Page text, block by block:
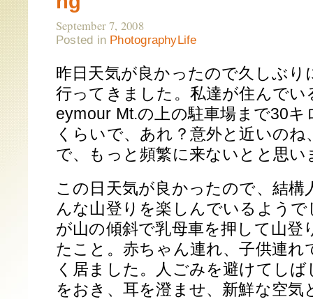
September 7, 2008
Posted in PhotographyLife
昨日天気が良かったので久しぶり
行ってきました。私達が住んでい
eymour Mt.の上の駐車場まで30
くらいで、あれ？意外と近いの
で、もっと頻繁に来ないとと思い
この日天気が良かったので、結構
んな山登りを楽しんでいるよう
が山の傾斜で乳母車を押して山登
たこと。赤ちゃん連れ、子供連れ
く居ました。人ごみを避けてし
をおき、耳を澄ませ、新鮮な空気